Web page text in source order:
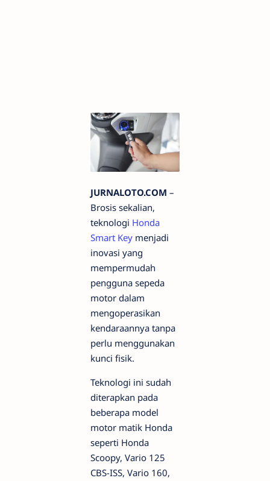
JURNALOTO.COM –
Brosis sekalian,
teknologi Honda
Smart Key menjadi
inovasi yang
mempermudah
pengguna sepeda
motor dalam
mengoperasikan
kendaraannya tanpa
perlu menggunakan
kunci fisik.
Teknologi ini sudah
diterapkan pada
beberapa model
motor matik Honda
seperti Honda
Scoopy, Vario 125
CBS-ISS, Vario 160,